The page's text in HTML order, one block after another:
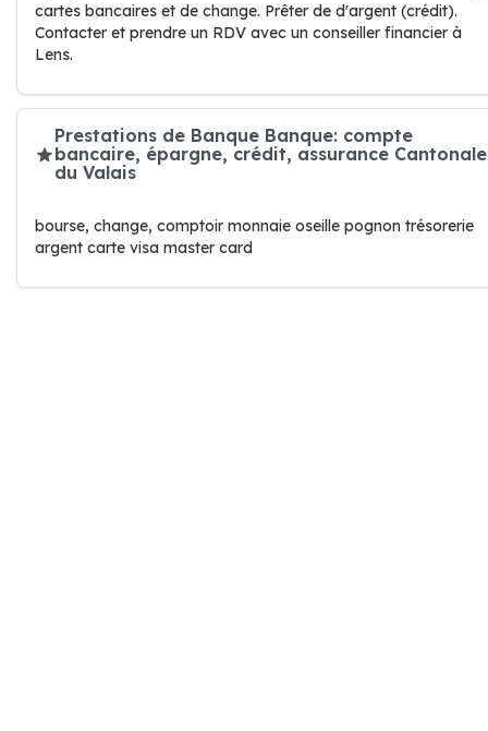
cartes bancaires et de change. Prêter de d'argent (crédit).
Contacter et prendre un RDV avec un conseiller financier à
Lens.
Prestations de Banque Banque: compte
bancaire, épargne, crédit, assurance Cantonale
du Valais
bourse, change, comptoir monnaie oseille pognon trésorerie
argent carte visa master card